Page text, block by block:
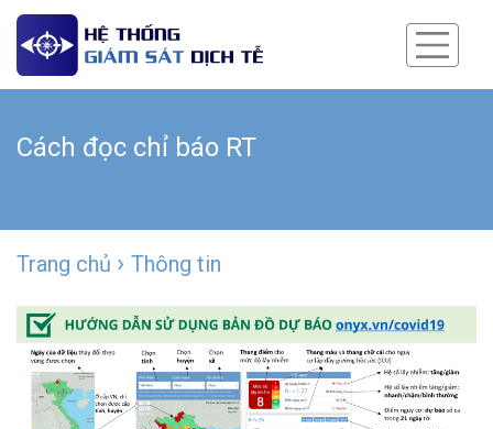
Cách đọc chỉ báo RT
Trang chủ › Thông tin